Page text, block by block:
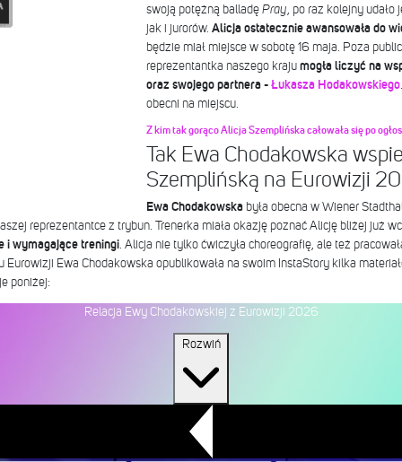
swoją potężną balladę Pray, po raz kolejny
jak i jurorów. Alicja ostatecznie awansowała do
będzie miał miejsce w sobotę 16 maja. Poza
reprezentantka naszego kraju mogła liczyć na
oraz swojego partnera - Łukasza Hodakowskiego
obecni na miejscu.
Z kim tak gorąco Alicja Szemplińska całowała się po
Tak Ewa Chodakowska
Szemplińską na Eurowizji
Ewa Chodakowska była obecna w Wiener
reprezentantce z trybun. Trenerka miała okazję poznać Alicję bliżej już
i wymagające treningi. Alicja nie tylko ćwiczyła choreografię, ale też
Eurowizji Ewa Chodakowska opublikowała na swoim InstaStory kilka
poniżej:
Relacja Ewy Chodakowskiej z Eurowizji 2026
Rozwiń